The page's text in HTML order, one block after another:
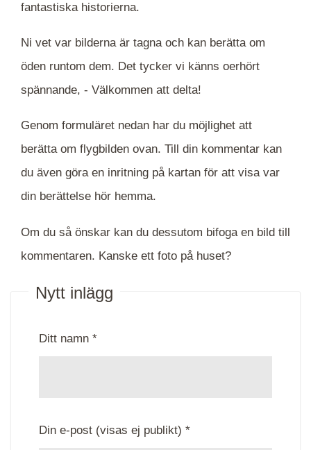
fantastiska historierna.
Ni vet var bilderna är tagna och kan berätta om
öden runtom dem. Det tycker vi känns oerhört
spännande, - Välkommen att delta!
Genom formuläret nedan har du möjlighet att
berätta om flygbilden ovan. Till din kommentar kan
du även göra en inritning på kartan för att visa var
din berättelse hör hemma.
Om du så önskar kan du dessutom bifoga en bild till
kommentaren. Kanske ett foto på huset?
Nytt inlägg
Ditt namn *
Din e-post (visas ej publikt) *